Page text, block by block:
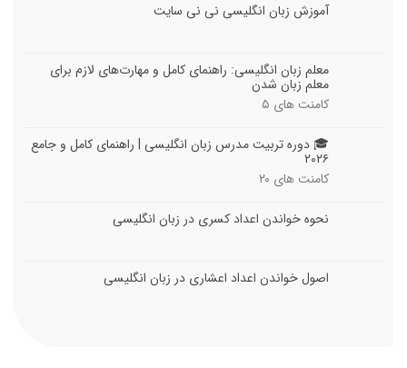
آموزش زبان انگلیسی نی نی سایت
معلم زبان انگلیسی: راهنمای کامل و مهارت‌های لازم برای
معلم زبان شدن
کامنت های ۵
🎓 دوره تربیت مدرس زبان انگلیسی | راهنمای کامل و جامع
۲۰۲۶
کامنت های ۲۰
نحوه خواندن اعداد کسری در زبان انگلیسی
اصول خواندن اعداد اعشاری در زبان انگلیسی